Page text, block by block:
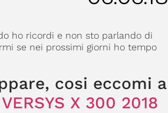
ho ricordi e non sto parlando di
se nei prossimi giorni ho tempo
cosi eccomi a
VERSYS X 300 2018